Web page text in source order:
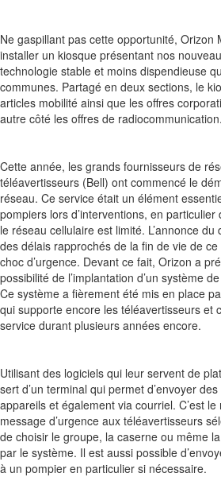
Ne gaspillant pas cette opportunité, Orizon
installer un kiosque présentant nos
technologie stable et moins dispendieuse
communes. Partagé en deux sections, le
articles mobilité ainsi que les offres
autre côté les offres de radiocommunication.
Cette année, les grands fournisseurs de
téléavertisseurs (Bell) ont commencé le
réseau. Ce service était un élément
pompiers lors d’interventions, en
le réseau cellulaire est limité. L’annonce
des délais rapprochés de la fin de vie de
choc d’urgence. Devant ce fait, Orizon a
possibilité de l’implantation d’un système
Ce système a fièrement été mis en place
qui supporte encore les téléavertisseurs et
service durant plusieurs années encore.
Utilisant des logiciels qui leur servent de
sert d’un terminal qui permet d’envoyer
appareils et également via courriel. C’est
message d’urgence aux téléavertisseurs
de choisir le groupe, la caserne ou même
par le système. Il est aussi possible
à un pompier en particulier si nécessaire.